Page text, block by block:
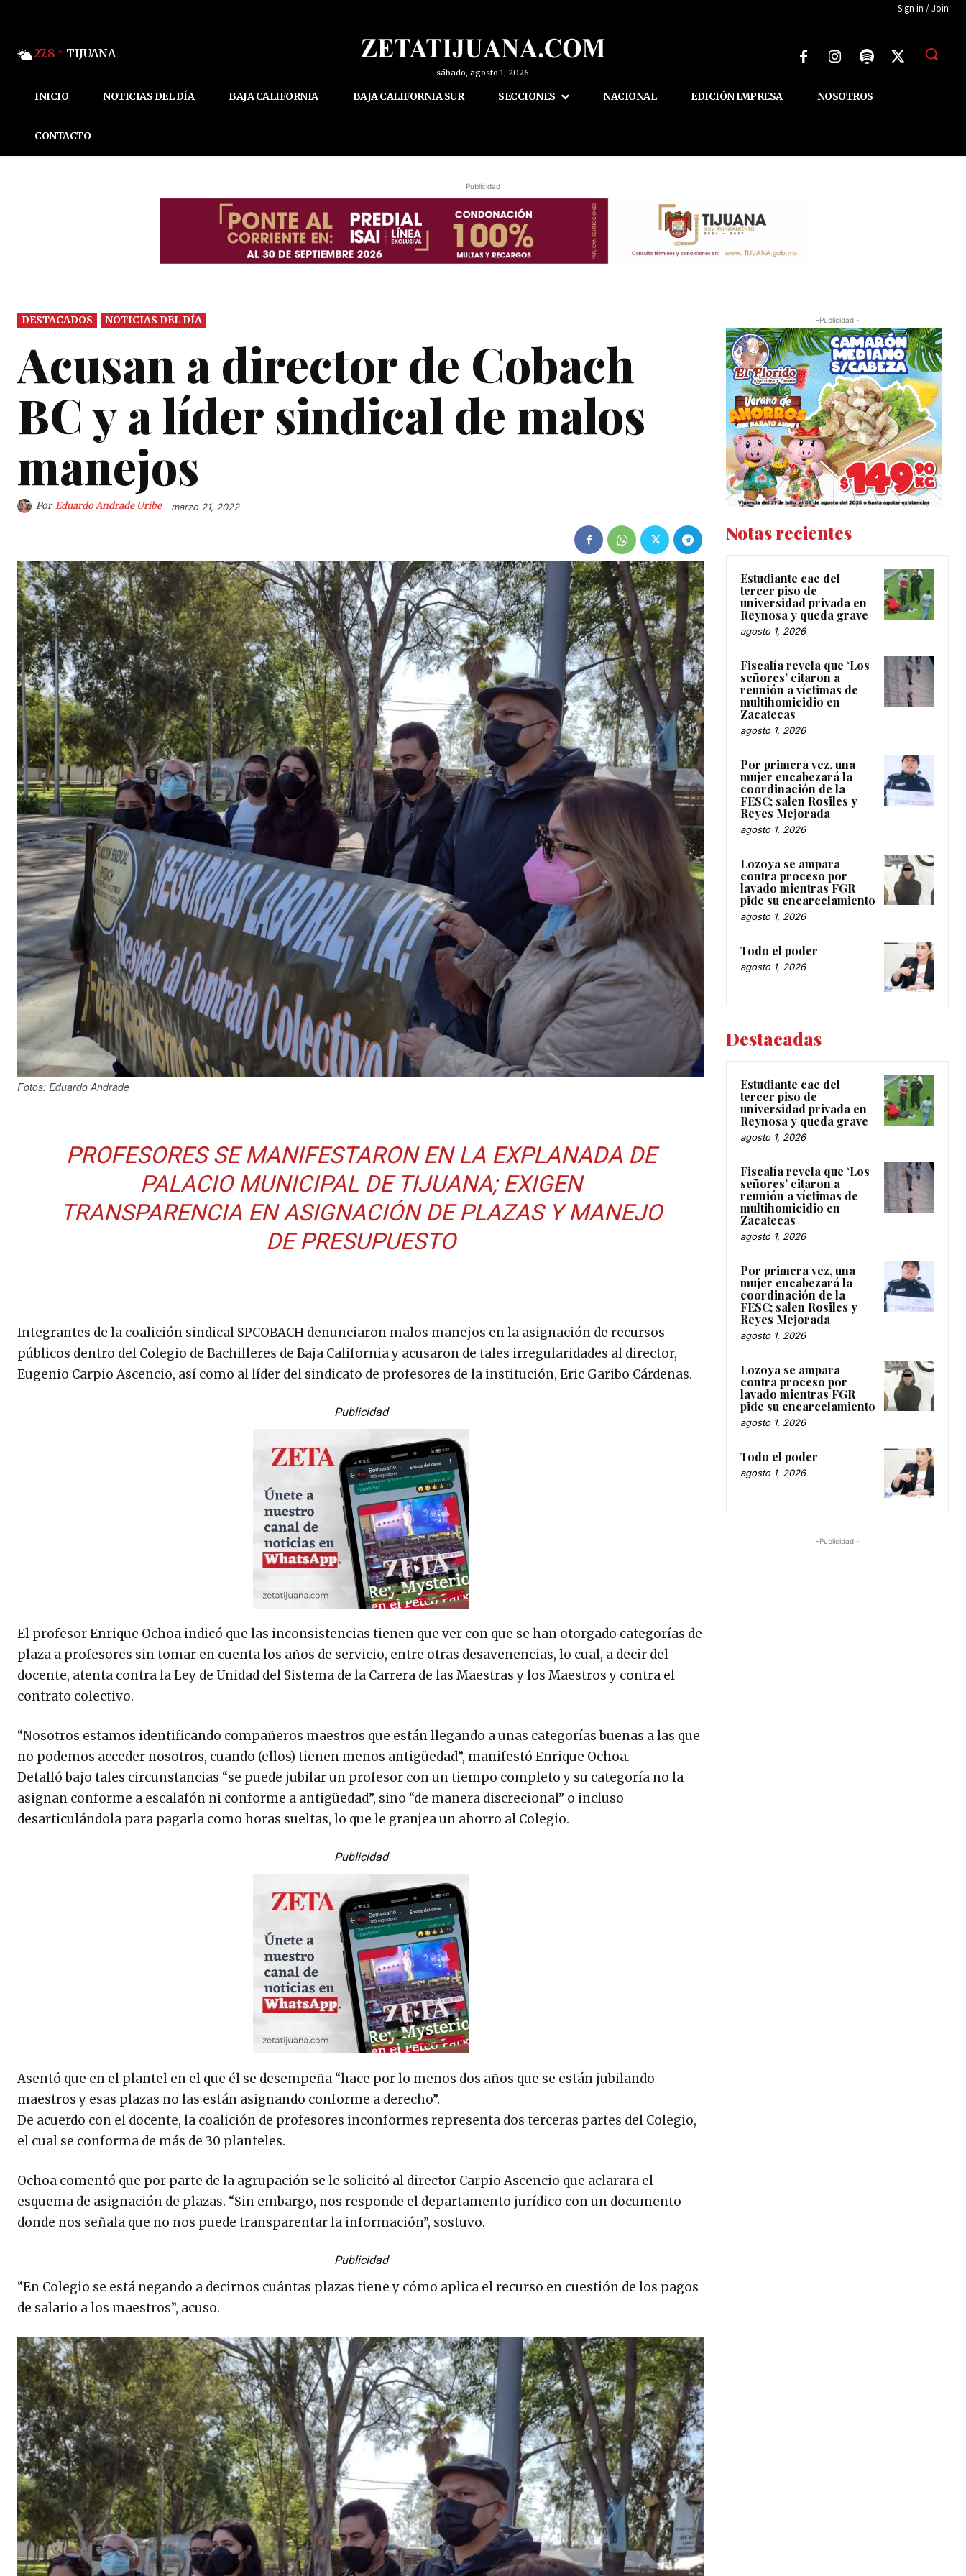
Sign in / Join
27.8 C TIJUANA
sábado, agosto 1, 2026
INICIO NOTICIAS DEL DÍA BAJA CALIFORNIA BAJA CALIFORNIA SUR SECCIONES NACIONAL EDICIÓN IMPRESA NOSOTROS
CONTACTO
Publicidad
DESTACADOS NOTICIAS DEL DÍA
Acusan a director de Cobach
BC y a líder sindical de malos
manejos
Por Eduardo Andrade Uribe marzo 21, 2022
Fotos: Eduardo Andrade
PROFESORES SE MANIFESTARON EN LA EXPLANADA DE
PALACIO MUNICIPAL DE TIJUANA; EXIGEN
TRANSPARENCIA EN ASIGNACIÓN DE PLAZAS Y MANEJO
DE PRESUPUESTO
Integrantes de la coalición sindical SPCOBACH denunciaron malos manejos en la asignación de recursos
públicos dentro del Colegio de Bachilleres de Baja California y acusaron de tales irregularidades al director,
Eugenio Carpio Ascencio, así como al líder del sindicato de profesores de la institución, Eric Garibo Cárdenas.
Publicidad
El profesor Enrique Ochoa indicó que las inconsistencias tienen que ver con que se han otorgado categorías de
plaza a profesores sin tomar en cuenta los años de servicio, entre otras desavenencias, lo cual, a decir del
docente, atenta contra la Ley de Unidad del Sistema de la Carrera de las Maestras y los Maestros y contra el
contrato colectivo.
“Nosotros estamos identificando compañeros maestros que están llegando a unas categorías buenas a las que
no podemos acceder nosotros, cuando (ellos) tienen menos antigüedad”, manifestó Enrique Ochoa.
Detalló bajo tales circunstancias “se puede jubilar un profesor con un tiempo completo y su categoría no la
asignan conforme a escalafón ni conforme a antigüedad”, sino “de manera discrecional” o incluso
desarticulándola para pagarla como horas sueltas, lo que le granjea un ahorro al Colegio.
Publicidad
Asentó que en el plantel en el que él se desempeña “hace por lo menos dos años que se están jubilando
maestros y esas plazas no las están asignando conforme a derecho”.
De acuerdo con el docente, la coalición de profesores inconformes representa dos terceras partes del Colegio,
el cual se conforma de más de 30 planteles.
Ochoa comentó que por parte de la agrupación se le solicitó al director Carpio Ascencio que aclarara el
esquema de asignación de plazas. “Sin embargo, nos responde el departamento jurídico con un documento
donde nos señala que no nos puede transparentar la información”, sostuvo.
Publicidad
“En Colegio se está negando a decirnos cuántas plazas tiene y cómo aplica el recurso en cuestión de los pagos
de salario a los maestros”, acuso.
-Publicidad -
Notas recientes
Estudiante cae del
tercer piso de
universidad privada en
Reynosa y queda grave
agosto 1, 2026
Fiscalía revela que ‘Los
señores’ citaron a
reunión a víctimas de
multihomicidio en
Zacatecas
agosto 1, 2026
Por primera vez, una
mujer encabezará la
coordinación de la
FESC; salen Rosiles y
Reyes Mejorada
agosto 1, 2026
Lozoya se ampara
contra proceso por
lavado mientras FGR
pide su encarcelamiento
agosto 1, 2026
Todo el poder
agosto 1, 2026
Destacadas
Estudiante cae del
tercer piso de
universidad privada en
Reynosa y queda grave
agosto 1, 2026
Fiscalía revela que ‘Los
señores’ citaron a
reunión a víctimas de
multihomicidio en
Zacatecas
agosto 1, 2026
Por primera vez, una
mujer encabezará la
coordinación de la
FESC; salen Rosiles y
Reyes Mejorada
agosto 1, 2026
Lozoya se ampara
contra proceso por
lavado mientras FGR
pide su encarcelamiento
agosto 1, 2026
Todo el poder
agosto 1, 2026
-Publicidad -